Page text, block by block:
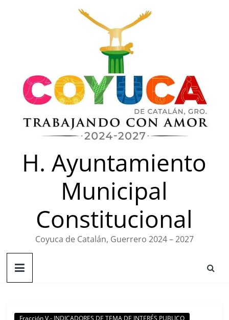
H. Ayuntamiento
Municipal
Constitucional
Coyuca de Catalán, Guerrero 2024 – 2027
Fracción V.- INDICADORES DE TEMA DE INTERÉS PUBLICO